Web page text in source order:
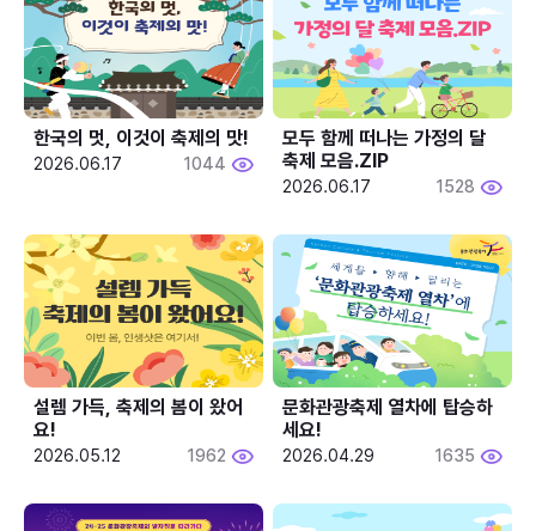
한국의 멋, 이것이 축제의 맛!
2026.06.17 1044
모두 함께 떠나는 가정의 달
축제 모음.ZIP
2026.06.17 1528
설렘 가득, 축제의 봄이 왔어
요!
2026.05.12 1962
문화관광축제 열차에 탑승하
세요!
2026.04.29 1635